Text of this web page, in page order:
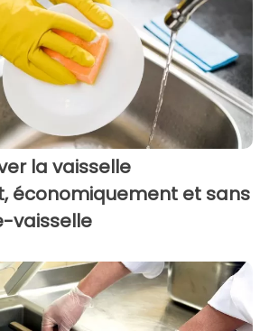
la vaisselle
économiquement et sans
vaisselle